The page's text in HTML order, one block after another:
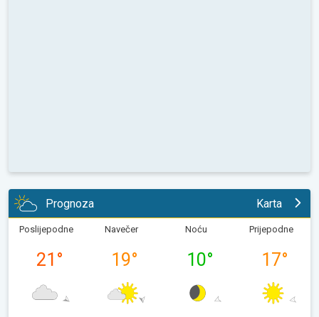
Prognoza Karta
Poslijepodne
21 °
Navečer
19°
Noću
10°
Prijepodne
17°